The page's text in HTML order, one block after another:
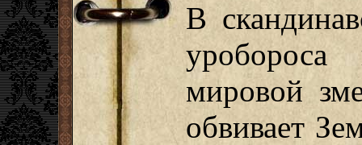
В
уробороса
мировой
обвивает